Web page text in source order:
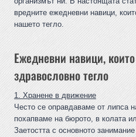
вредните ежедневни навици,
нашето тегло.
Ежедневни навици,
здравословно тегло
1. Хранене в движение
Често се оправдаваме от липса
похапваме на бюрото, в колата
Заетостта с основното